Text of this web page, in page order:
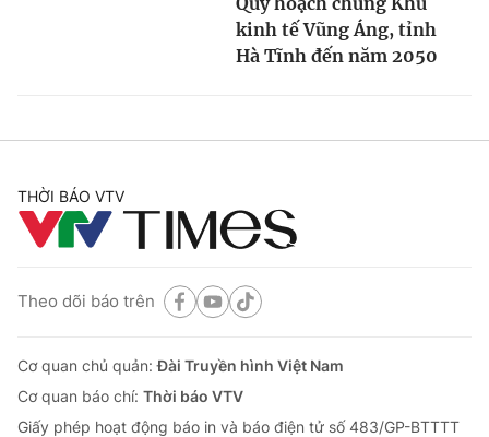
kinh tế Vũng Áng, tỉnh
Hà Tĩnh đến năm 2050
THỜI BÁO VTV
Theo dõi báo trên
Cơ quan chủ quản:Đài Truyền hình Việt Nam
Cơ quan báo chí: Thời báo VTV
Giấy phép hoạt động báo in và báo điện tử số 483/GP-BTTTT